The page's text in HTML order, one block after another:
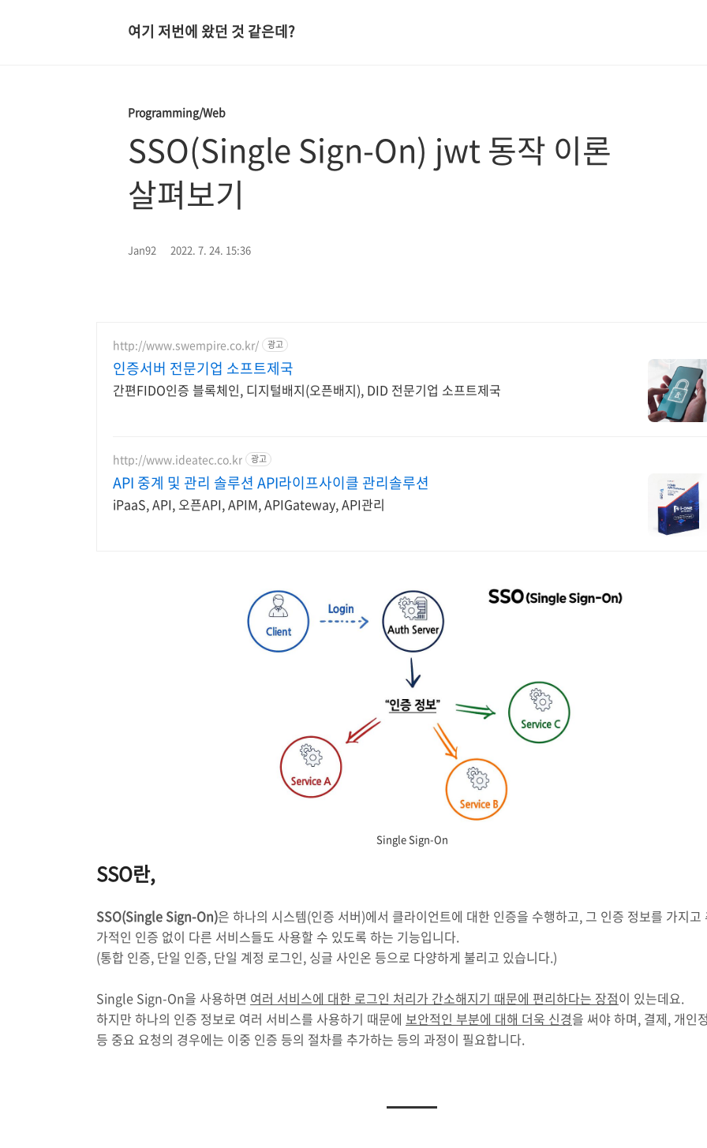
여기 저번에 왔던 것 같은데?
Programming/Web
SSO(Single Sign-On) jwt 동작 이론
살펴보기
Jan92 2022. 7. 24. 15:36
http://www.swempire.co.kr/ 광고
인증서버 전문기업 소프트제국
간편FIDO인증 블록체인, 디지털배지(오픈배지), DID 전문기업 소프트제국
http://www.ideatec.co.kr 광고
API 중계 및 관리 솔루션 API라이프사이클 관리솔루션
iPaaS, API, 오픈API, APIM, APIGateway, API관리
Single Sign-On
SSO란,
SSO(Single Sign-On)은 하나의 시스템(인증 서버)에서 클라이언트에 대한 인증을 수행하고, 그 인증 정보를 가지고
가적인 인증 없이 다른 서비스들도 사용할 수 있도록 하는 기능입니다.
(통합 인증, 단일 인증, 단일 계정 로그인, 싱글 사인온 등으로 다양하게 불리고 있습니다.)
Single Sign-On을 사용하면 여러 서비스에 대한 로그인 처리가 간소해지기 때문에 편리하다는 장점이 있는데요.
하지만 하나의 인증 정보로 여러 서비스를 사용하기 때문에 보안적인 부분에 대해 더욱 신경을 써야 하며, 결제, 개인
등 중요 요청의 경우에는 이중 인증 등의 절차를 추가하는 등의 과정이 필요합니다.